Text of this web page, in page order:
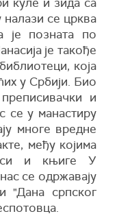
се црква
је позната по
је такође
која
у Србији. Био
и
се у манастиру
многе вредне
међу којима
и књиге
У
се одржавају
"Дана српског